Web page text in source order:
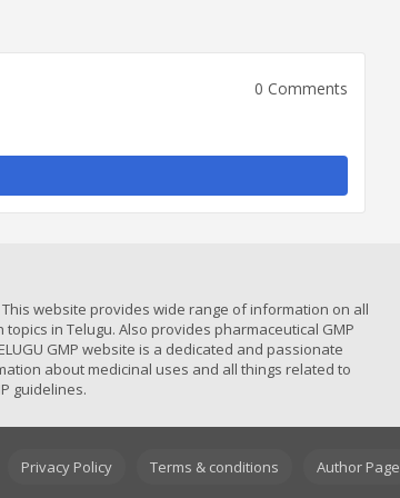
0 Comments
This website provides wide range of information on all
in Telugu. Also provides pharmaceutical GMP
GMP website is a dedicated and passionate
about medicinal uses and all things related to
guidelines.
Privacy Policy Terms & conditions Author Page